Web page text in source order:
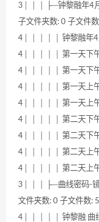
3│ │ │ ├─钟黎融年4
子文件夹数: 0 子文件数
4│ │ │ │ │ 钟黎融年4
4│ │ │ │ │ 第一天下
4│ │ │ │ │ 第一天下
4│ │ │ │ │ 第一天上
4│ │ │ │ │ 第一天上
4│ │ │ │ │ 第二天下
4│ │ │ │ │ 第二天下
4│ │ │ │ │ 第二天上
4│ │ │ │ │ 第二天上
3│ │ │ ├─曲线密码-镜
文件夹数: 0 子文件数: 5]
4│ │ │ │ │ 钟黎融 曲